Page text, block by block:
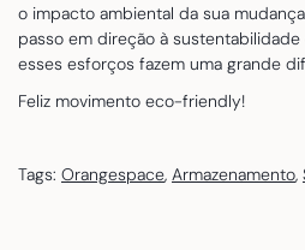
o impacto ambiental da sua
passo em direção à
esses esforços fazem uma grande
Feliz movimento eco-friendly!
Tags: Orangespace, Armazenamento,